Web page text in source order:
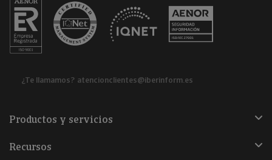
¿Te llamamos? atencionclientes@iberinform.es
Productos y servicios
Recursos